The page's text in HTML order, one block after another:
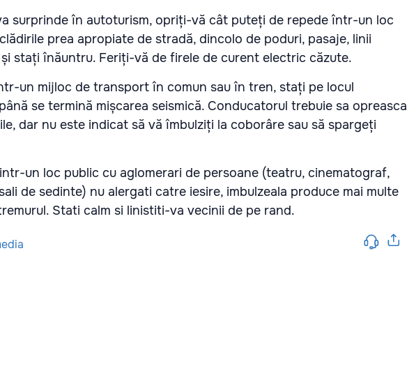
surprinde în autoturism, opriți-vă cât puteți de repede într-un loc
prea apropiate de stradă, dincolo de poduri, pasaje, linii
stați înăuntru. Feriți-vă de firele de curent electric căzute.
un mijloc de transport în comun sau în tren, stați pe locul
se termină mișcarea seismică. Conducatorul trebuie sa opreasca
dar nu este indicat să vă îmbulziți la coborâre sau să spargeți
un loc public cu aglomerari de persoane (teatru, cinematograf,
de sedinte) nu alergati catre iesire, imbulzeala produce mai multe
Stati calm si linistiti-va vecinii de pe rand.